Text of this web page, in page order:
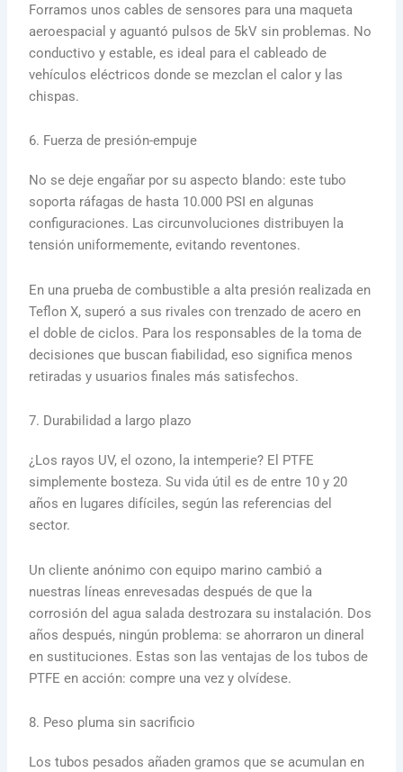
Forramos unos cables de sensores para una maqueta
aeroespacial y aguantó pulsos de 5kV sin problemas. No
conductivo y estable, es ideal para el cableado de
vehículos eléctricos donde se mezclan el calor y las
chispas.
6. Fuerza de presión-empuje
No se deje engañar por su aspecto blando: este tubo
soporta ráfagas de hasta 10.000 PSI en algunas
configuraciones. Las circunvoluciones distribuyen la
tensión uniformemente, evitando reventones.
En una prueba de combustible a alta presión realizada en
Teflon X, superó a sus rivales con trenzado de acero en
el doble de ciclos. Para los responsables de la toma de
decisiones que buscan fiabilidad, eso significa menos
retiradas y usuarios finales más satisfechos.
7. Durabilidad a largo plazo
¿Los rayos UV, el ozono, la intemperie? El PTFE
simplemente bosteza. Su vida útil es de entre 10 y 20
años en lugares difíciles, según las referencias del
sector.
Un cliente anónimo con equipo marino cambió a
nuestras líneas enrevesadas después de que la
corrosión del agua salada destrozara su instalación. Dos
años después, ningún problema: se ahorraron un dineral
en sustituciones. Estas son las ventajas de los tubos de
PTFE en acción: compre una vez y olvídese.
8. Peso pluma sin sacrificio
Los tubos pesados añaden gramos que se acumulan en